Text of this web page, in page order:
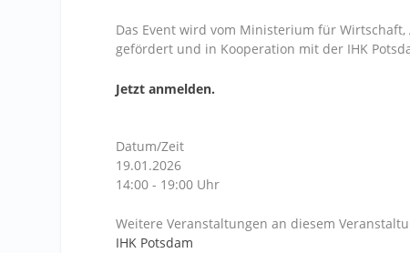
Das Event wird vom Ministerium für
gefördert und in Kooperation mit der IHK
Jetzt anmelden.
Datum/Zeit
19.01.2026
14:00 - 19:00 Uhr
Weitere Veranstaltungen an diesem
IHK Potsdam